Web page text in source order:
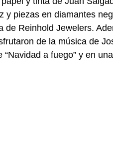
y piezas en diamantes
de Reinhold Jewelers.
de la música de
a fuego” y en